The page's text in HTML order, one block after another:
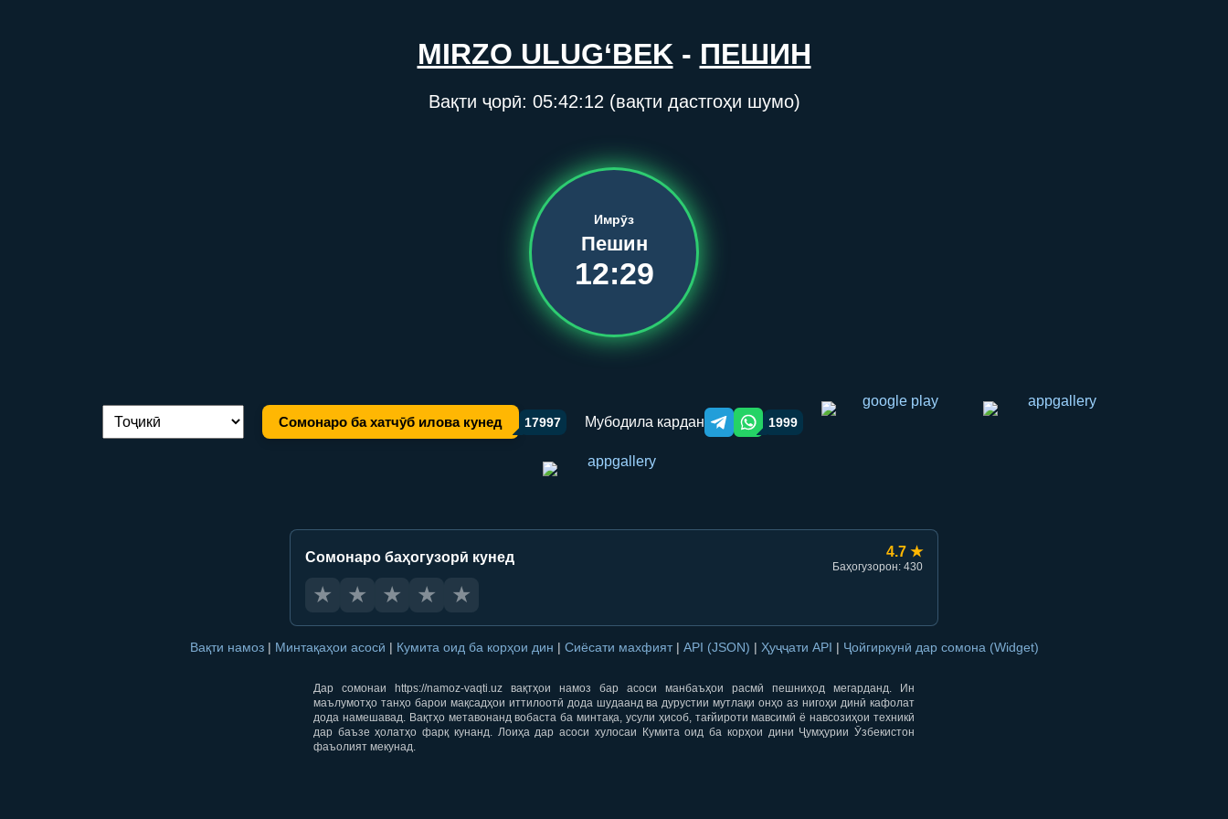
MIRZO ULUG‘BEK- ПЕШИН
Вақти ҷорӣ: 05:42:12 (вақти дастгоҳи шумо)
Имрӯз
Пешин
12:29
Иваз кардани забон: Сомонаро ба хатчӯб илова кунед 17997 Мубодила кардан Telegram orqali ulashish
WhatsApp orqali ulashish
1999
Сомонаро баҳогузорӣ кунед 4.7 ★
Баҳогузорон: 430
★ ★ ★ ★ ★
Вақти намоз | Минтақаҳои асосӣ | Кумита оид ба корҳои дин | Сиёсати махфият | API (JSON) | Ҳуҷҷати API | Ҷойгиркунӣ дар сомона (Widget)
Дар сомонаи https://namoz-vaqti.uz вақтҳои намоз бар асоси манбаъҳои расмӣ пешниҳод мегарданд. Ин
маълумотҳо танҳо барои мақсадҳои иттилоотӣ дода шудаанд ва дурустии мутлақи онҳо аз нигоҳи динӣ кафолат
дода намешавад. Вақтҳо метавонанд вобаста ба минтақа, усули ҳисоб, тағйироти мавсимӣ ё навсозиҳои техникӣ
дар баъзе ҳолатҳо фарқ кунанд. Лоиҳа дар асоси хулосаи Кумита оид ба корҳои дини Ҷумҳурии Ӯзбекистон
фаъолият мекунад.